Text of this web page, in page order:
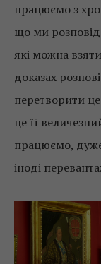
працюємо з
що ми
які можна
доказах
перетворити
це її
працюємо,
іноді